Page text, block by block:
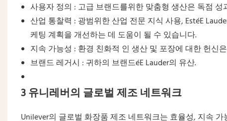
사용자 정의 : 고급 브랜드를위한 맞춤형 생산은 독점
산업 통찰력 : 광범위한 산업 전문 지식 사용, EstéE
케팅 계획을 개선하는 데 도움이 될 수 있습니다.
지속 가능성 : 환경 친화적 인 생산 및 포장에 대한 헌신
브랜드 레거시 : 귀하의 브랜드éE Lauder의 유산.
3 유니레버의 글로벌 제조 네트워크
Unilever의 글로벌 화장품 제조 네트워크는 효율성, 지속